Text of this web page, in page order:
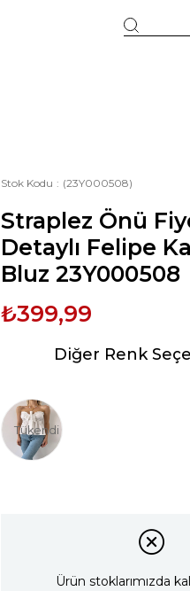
Stok Kodu (23Y000508)
Straplez Önü
Detaylı Felipe
Bluz 23Y000508
₺399,99
Diğer Renk
Tükendi
Ürün stoklarımızda